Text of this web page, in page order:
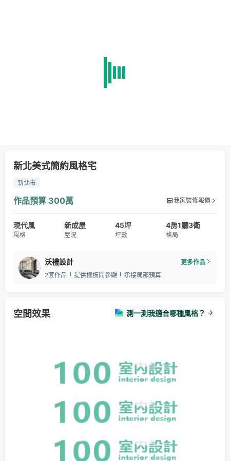
新北美式簡約風格宅
新北市
作品預算 300萬 我家裝修報價
現代風
風格
新成屋
屋況
45坪
坪數
4房1廳3衛
格局
沃禮設計
更多作品
2套作品
提供樣板間參觀 承接局部預算
空間效果 測一測我適合哪種風格？